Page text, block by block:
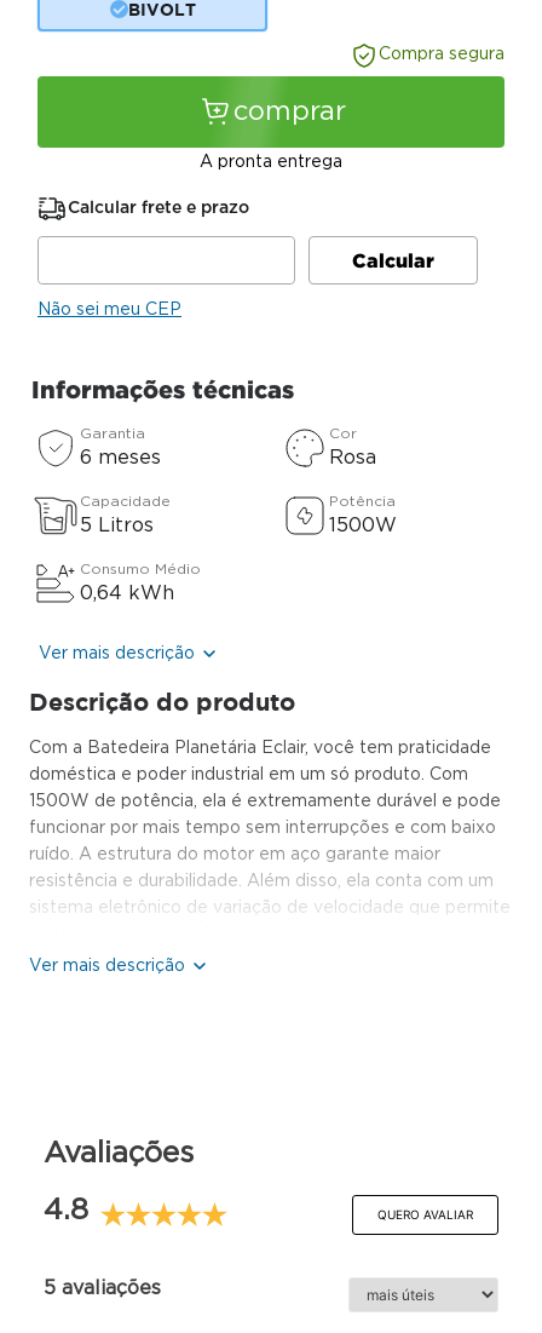
BIVOLT
Compra segura
comprar
A pronta entrega
Calcular frete e prazo
Não sei meu CEP
Informações técnicas
Garantia
6 meses
Cor
Rosa
Capacidade
5 Litros
Potência
1500W
Consumo Médio
0,64 kWh
Ver mais descrição
Descrição do produto
Com a Batedeira Planetária Eclair, você tem praticidade
doméstica e poder industrial em um só produto. Com
1500W de potência, ela é extremamente durável e pode
funcionar por mais tempo sem interrupções e com baixo
ruído. A estrutura do motor em aço garante maior
resistência e durabilidade. Além disso, ela conta com um
sistema eletrônico de variação de velocidade que permite
receita. E o melhor de tudo é que ela é bivolt automático
e estabilidade durante o uso. Com a Batedeira Planetária
desempenho profissional.
Estrutura em aço carbono com acabamento em pintura
Avaliações
4.8
QUERO AVALIAR
5 avaliações